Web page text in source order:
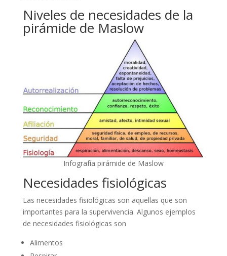
Niveles de necesidades de la
pirámide de Maslow
Infografía pirámide de Maslow
Necesidades fisiológicas
Las necesidades fisiológicas son aquellas que son
importantes para la supervivencia. Algunos ejemplos
de necesidades fisiológicas son
Alimentos